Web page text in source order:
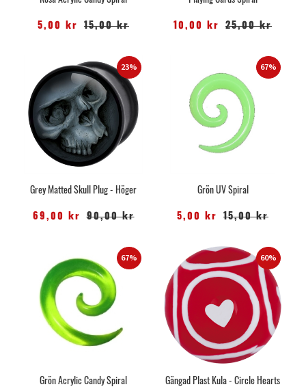
5,00 kr 15,00 kr 10,00 kr 25,00 kr
23%
Grey Matted Skull Plug - Höger
69,00 kr 90,00 kr
67%
Grön UV Spiral
5,00 kr 15,00 kr
67%
Grön Acrylic Candy Spiral
60%
Gängad Plast Kula - Circle Hearts